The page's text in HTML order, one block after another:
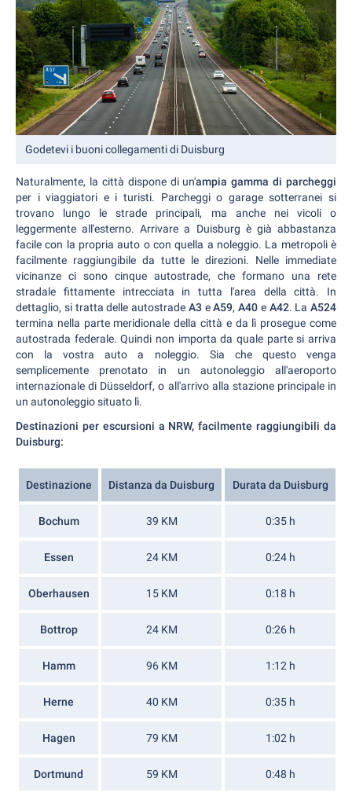
Godetevi i buoni collegamenti di Duisburg
Naturalmente, la città dispone di un'ampia gamma di parcheggi
per i viaggiatori e i turisti. Parcheggi o garage sotterranei si
trovano lungo le strade principali, ma anche nei vicoli o
leggermente all'esterno. Arrivare a Duisburg è già abbastanza
facile con la propria auto o con quella a noleggio. La metropoli è
facilmente raggiungibile da tutte le direzioni. Nelle immediate
vicinanze ci sono cinque autostrade, che formano una rete
stradale fittamente intrecciata in tutta l'area della città. In
dettaglio, si tratta delle autostrade A3 eA59, A40 e A42. La A524
termina nella parte meridionale della città e da lì prosegue come
autostrada federale. Quindi non importa da quale parte si arriva
con la vostra auto a noleggio. Sia che questo venga
semplicemente prenotato in un autonoleggio all'aeroporto
internazionale di Düsseldorf, o all'arrivo alla stazione principale in
un autonoleggio situato lì.
Destinazioni per escursioni a NRW, facilmente raggiungibili da
Duisburg:
Destinazione Distanza da Duisburg Durata da Duisburg
Bochum 39 KM 0:35 h
Essen 24 KM 0:24 h
Oberhausen 15 KM 0:18 h
Bottrop 24 KM 0:26 h
Hamm 96 KM 1:12 h
Herne 40 KM 0:35 h
Hagen 79 KM 1:02 h
Dortmund 59 KM 0:48 h